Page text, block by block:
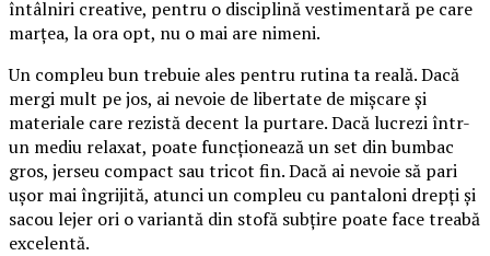
întâlniri creative, pentru o disciplină vestimentară pe care
marțea, la ora opt, nu o mai are nimeni.
Un compleu bun trebuie ales pentru rutina ta reală. Dacă
mergi mult pe jos, ai nevoie de libertate de mișcare și
materiale care rezistă decent la purtare. Dacă lucrezi într-
un mediu relaxat, poate funcționează un set din bumbac
gros, jerseu compact sau tricot fin. Dacă ai nevoie să pari
ușor mai îngrijită, atunci un compleu cu pantaloni drepți și
sacou lejer ori o variantă din stofă subțire poate face treabă
excelentă.